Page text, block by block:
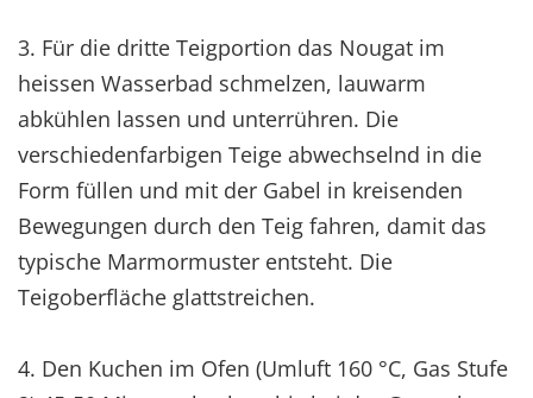
3. Für die dritte Teigportion das Nougat im
heissen Wasserbad schmelzen, lauwarm
abkühlen lassen und unterrühren. Die
verschiedenfarbigen Teige abwechselnd in die
Form füllen und mit der Gabel in kreisenden
Bewegungen durch den Teig fahren, damit das
typische Marmormuster entsteht. Die
Teigoberfläche glattstreichen.
4. Den Kuchen im Ofen (Umluft 160 °C, Gas Stufe